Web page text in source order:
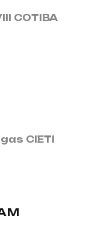
COTIBA
CIETI